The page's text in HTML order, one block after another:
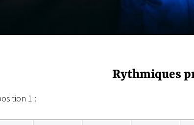
Rythmiques
1 :